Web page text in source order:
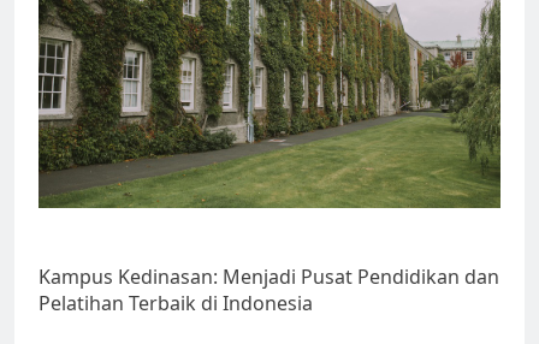
Kampus Kedinasan: Menjadi Pusat Pendidikan dan
Pelatihan Terbaik di Indonesia